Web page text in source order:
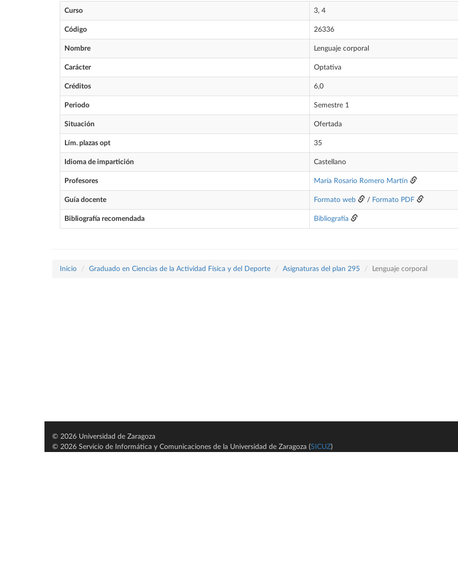
Curso 3, 4
Código 26336
Nombre Lenguaje corporal
Carácter Optativa
Créditos 6,0
Periodo Semestre 1
Situación Ofertada
Lím. plazas opt 35
Idioma de impartición Castellano
Profesores María Rosario Romero Martín
Guía docente Formato web / Formato PDF
Bibliografía recomendada Bibliografía
Inicio Graduado en Ciencias de la Actividad Física y del Deporte Asignaturas del plan 295 Lenguaje corporal
© 2026 Universidad de Zaragoza
© 2026 Servicio de Informática y Comunicaciones de la Universidad de Zaragoza (SICUZ)